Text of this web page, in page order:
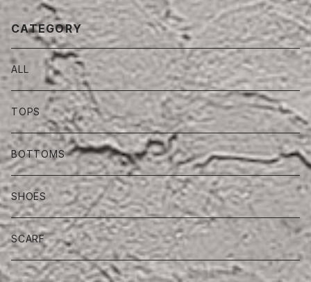
CATEGORY
ALL
TOPS
BOTTOMS
SHOES
SCARF